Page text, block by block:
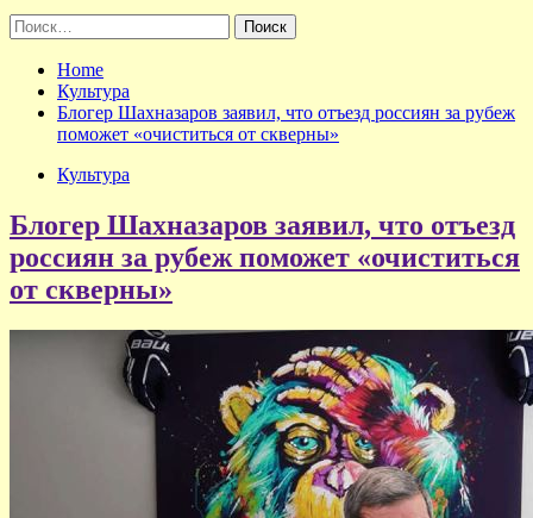
Найти:
Home
Культура
Блогер Шахназаров заявил, что отъезд россиян за рубеж
поможет «очиститься от скверны»
Культура
Блогер Шахназаров заявил, что отъезд
россиян за рубеж поможет «очиститься
от скверны»